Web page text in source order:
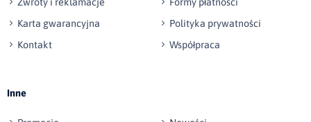
Wyślij opinię
Karta gwarancyjna
Polityka prywatności
Kontakt
Współpraca
Inne